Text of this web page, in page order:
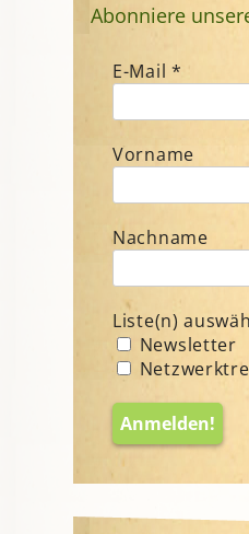
Abonniere
E-Mail *
Vorname
Nachname
Liste(n)
Newsletter